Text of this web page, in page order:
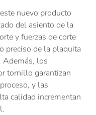
nuevo producto
del asiento de la
y fuerzas de corte
preciso de la plaquita
Además, los
tornillo garantizan
y las
calidad incrementan